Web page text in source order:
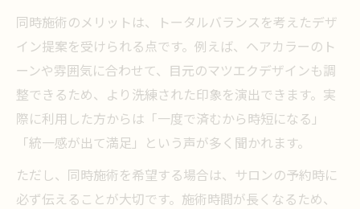
同時施術のメリットは、トータルバランスを考えたデザ
イン提案を受けられる点です。例えば、ヘアカラーのト
ーンや雰囲気に合わせて、目元のマツエクデザインも調
整できるため、より洗練された印象を演出できます。実
際に利用した方からは「一度で済むから時短になる」
「統一感が出て満足」という声が多く聞かれます。
ただし、同時施術を希望する場合は、サロンの予約時に
必ず伝えることが大切です。施術時間が長くなるため、